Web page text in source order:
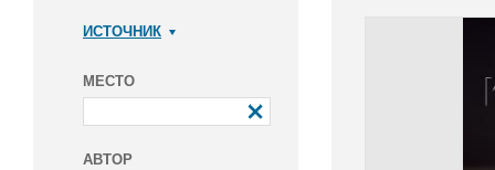
ИСТОЧНИК
МЕСТО
АВТОР